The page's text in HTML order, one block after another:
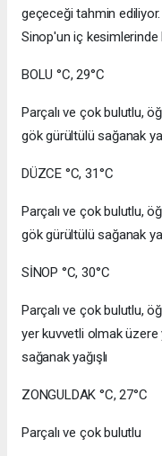
geçeceği tahmin
Sinop'un iç kesimlerinde
BOLU °C, 29°C
Parçalı ve çok bulutlu,
gök gürültülü sağanak
DÜZCE °C, 31°C
Parçalı ve çok bulutlu,
gök gürültülü sağanak
SİNOP °C, 30°C
Parçalı ve çok bulutlu,
yer kuvvetli olmak
sağanak yağışlı
ZONGULDAK °C, 27°C
Parçalı ve çok bulutlu